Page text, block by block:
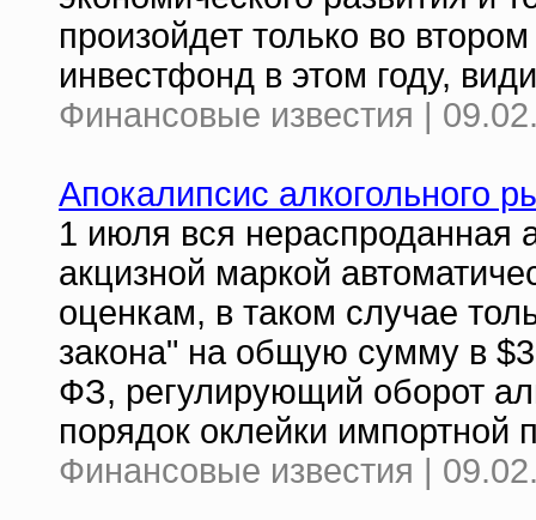
произойдет только во
инвестфонд в этом году,
Финансовые известия |
Апокалипсис алкогольного
1 июля вся нераспроданная
акцизной маркой
оценкам, в таком случае
закона" на общую сумму в
ФЗ, регулирующий оборот
порядок оклейки
Финансовые известия |